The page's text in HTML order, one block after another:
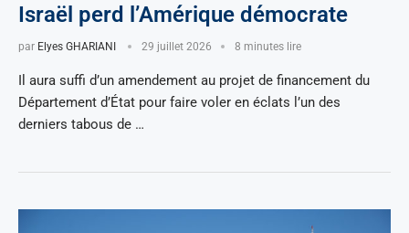
Israël perd l’Amérique démocrate
par Elyes GHARIANI 29 juillet 2026 8 minutes lire
Il aura suffi d’un amendement au projet de financement du
Département d’État pour faire voler en éclats l’un des
derniers tabous de …